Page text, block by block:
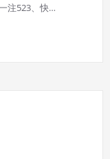
注523、快…